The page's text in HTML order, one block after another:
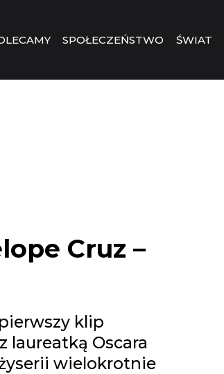
SPOŁECZEŃSTWO ŚWIAT
Cruz –
klip
laureatką Oscara
wielokrotnie